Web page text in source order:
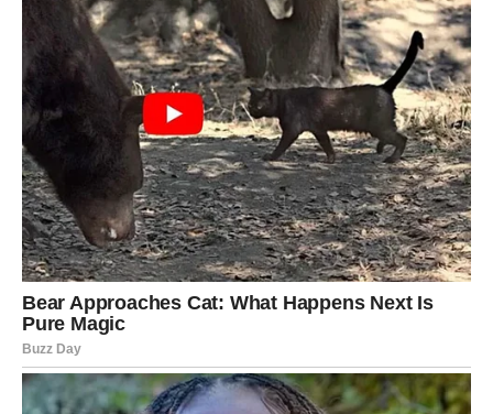
Manipulacija i lažni altruizam
Jedan od najopasnijih aspekata loših ljudi je njihova
sposobnost manipulacije. Mogu se pretvarati da su
ljubazni i empatični, ali često imaju skrivene motive.
Njihova “dobrota” može biti samo sredstvo za postizanje
vlastitih ciljeva. Manipulacija može uključivati emotivno
iznuđivanje ili čak korištenje resursa i moći na način koji